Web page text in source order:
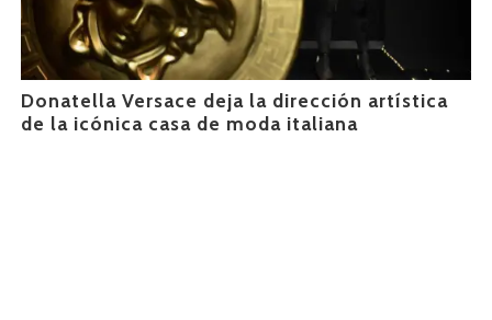
Donatella Versace deja la dirección artística
de la icónica casa de moda italiana